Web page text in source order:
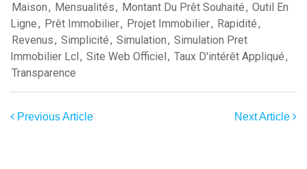
Maison, Mensualités, Montant Du Prêt Souhaité, Outil En
Ligne, Prêt Immobilier, Projet Immobilier, Rapidité,
Revenus, Simplicité, Simulation, Simulation Pret
Immobilier Lcl , Site Web Officiel , Taux D'intérêt Appliqué,
Transparence
Previous Article Next Article